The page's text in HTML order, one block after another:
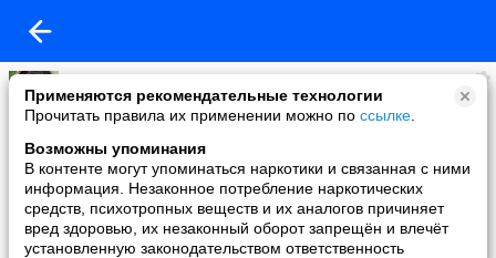
Применяются рекомендательные технологии
Прочитать правила их применении можно по ссылке
Возможны упоминания
В контенте могут упоминаться наркотики и связанная с ними
информация. Незаконное потребление наркотических
средств, психотропных веществ и их аналогов причиняет
вред здоровью, их незаконный оборот запрещён и влечёт
установленную законодательством ответственность
Алёнка
added a photo
01 Aug в 21:38